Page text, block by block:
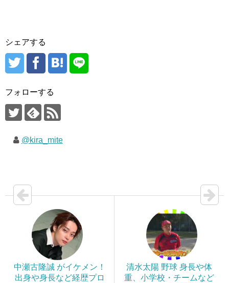
シェアする
フォローする
@kira_mite
中瀬古隆誠 がイケメン！
出身や身長など経歴プロ
清水太陽 野球 身長や体
重、小学校・チームなど